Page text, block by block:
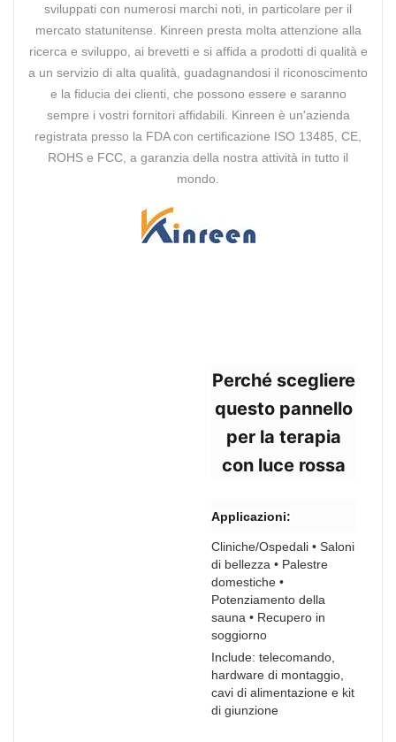
sviluppati con numerosi marchi noti, in particolare per il
mercato statunitense. Kinreen presta molta attenzione alla
ricerca e sviluppo, ai brevetti e si affida a prodotti di qualità e
a un servizio di alta qualità, guadagnandosi il riconoscimento
e la fiducia dei clienti, che possono essere e saranno
sempre i vostri fornitori affidabili. Kinreen è un'azienda
registrata presso la FDA con certificazione ISO 13485, CE,
ROHS e FCC, a garanzia della nostra attività in tutto il
mondo.
Perché scegliere
questo pannello
per la terapia
con luce rossa
Applicazioni:
Cliniche/Ospedali • Saloni
di bellezza • Palestre
domestiche •
Potenziamento della
sauna • Recupero in
soggiorno
Include: telecomando,
hardware di montaggio,
cavi di alimentazione e kit
di giunzione